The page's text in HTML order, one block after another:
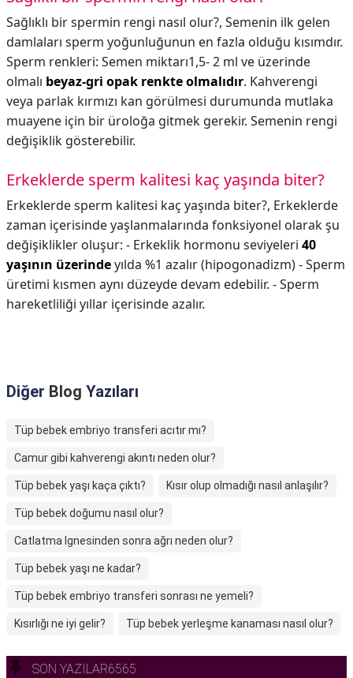
Sağlıklı bir spermin rengi nasıl olur?, Semenin ilk gelen
damlaları sperm yoğunluğunun en fazla olduğu kısımdır.
Sperm renkleri: Semen miktarı1,5- 2 ml ve üzerinde
olmalı beyaz-gri opak renkte olmalıdır. Kahverengi
veya parlak kırmızı kan görülmesi durumunda mutlaka
muayene için bir üroloğa gitmek gerekir. Semenin rengi
değişiklik gösterebilir.
Erkeklerde sperm kalitesi kaç yaşında biter?
Erkeklerde sperm kalitesi kaç yaşında biter?, Erkeklerde
zaman içerisinde yaşlanmalarında fonksiyonel olarak şu
değişiklikler oluşur: - Erkeklik hormonu seviyeleri 40
yaşının üzerindeyılda %1 azalır (hipogonadizm) - Sperm
üretimi kısmen aynı düzeyde devam edebilir. - Sperm
hareketliliği yıllar içerisinde azalır.
Diğer Blog Yazıları
Tüp bebek embriyo transferi acıtır mı?
Camur gibi kahverengi akıntı neden olur?
Tüp bebek yaşı kaça çıktı? Kısır olup olmadığı nasıl anlaşılır?
Tüp bebek doğumu nasıl olur?
Catlatma Ignesinden sonra ağrı neden olur?
Tüp bebek yaşı ne kadar?
Tüp bebek embriyo transferi sonrası ne yemeli?
Kısırlığı ne iyi gelir? Tüp bebek yerleşme kanaması nasıl olur?
SON YAZILAR6565